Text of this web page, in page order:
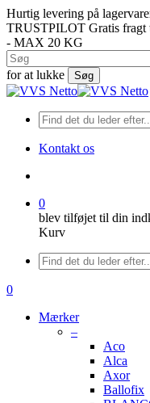
Spring
til
hovedindhold
Hurtig levering på
TRUSTPILOT Gratis
- MAX 20 KG
for at lukke
Søg
Luk
Kontakt os
0
blev tilføjet til din
Kurv
Menu
søge
0
Mærker
–
Aco
Alca
Axor
Ballofix